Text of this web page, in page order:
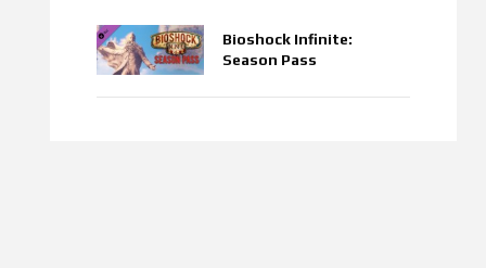
Bioshock Infinite:
Season Pass